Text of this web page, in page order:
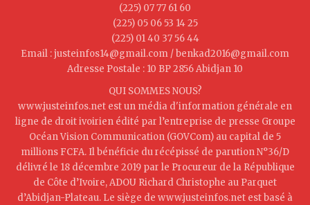
(225) 07 77 61 60
(225) 05 06 53 14 25
(225) 01 40 37 56 44
Email : justeinfos14@gmail.com / benkad2016@gmail.com
Adresse Postale : 10 BP 2856 Abidjan 10
QUI SOMMES NOUS?
www.justeinfos.net est un média d'information générale en
ligne de droit ivoirien édité par l’entreprise de presse Groupe
Océan Vision Communication (GOVCom) au capital de 5
millions FCFA. Il bénéficie du récépissé de parution N°36/D
délivré le 18 décembre 2019 par le Procureur de la République
de Côte d’Ivoire, ADOU Richard Christophe au Parquet
d’Abidjan-Plateau. Le siège de www.justeinfos.net est basé à